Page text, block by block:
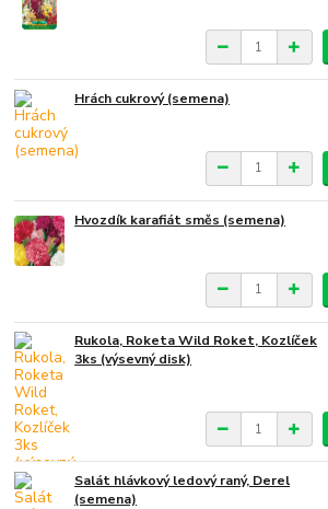
Hrách cukrový (semena)
Hvozdík karafiát směs (semena)
Rukola, Roketa Wild Roket, Kozlíček
3ks (výsevný disk)
Salát hlávkový ledový raný, Derel
(semena)